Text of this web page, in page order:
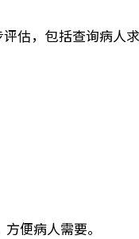
估，包括查询病人
便病人需要。